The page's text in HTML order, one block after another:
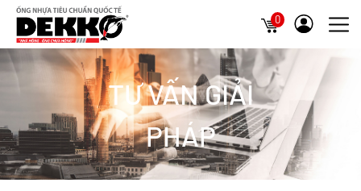
0
TƯ VẤN GIẢI
PHÁP